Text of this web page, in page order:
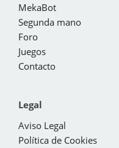
MekaBot
Segunda mano
Foro
Juegos
Contacto
Legal
Aviso Legal
Política de Cookies